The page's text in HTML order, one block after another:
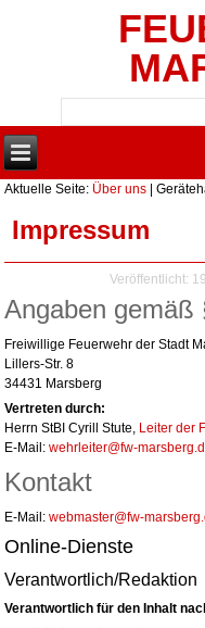
Aktuelle Seite: Über uns |
Impressum
Veröffentlicht:
Angaben gemäß
Freiwillige Feuerwehr der Stadt
Lillers-Str. 8
34431 Marsberg
Vertreten durch:
Herrn StBI Cyrill Stute, Leiter der
E-Mail:wehrleiter@fw-
Kontakt
E-Mail:webmaster@fw-
Online-Dienste
Verantwortlich/Redaktion
Verantwortlich für den Inhalt